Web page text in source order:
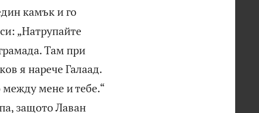
камък и го
„Натрупайте
Там при
я нарече Галаад.
между мене и тебе.“
защото Лаван